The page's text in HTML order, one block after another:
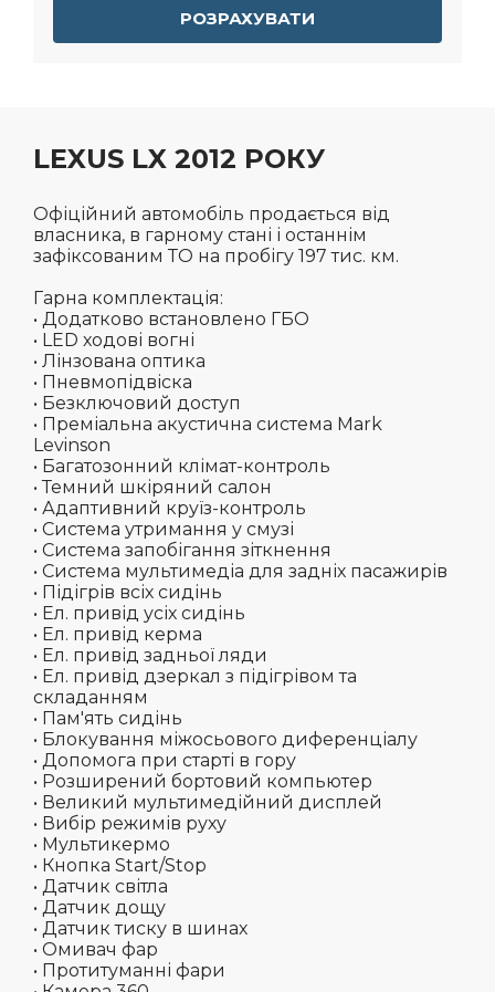
РОЗРАХУВАТИ
LEXUS LX 2012 РОКУ
Офіційний автомобіль продається від
власника, в гарному стані і останнім
зафіксованим ТО на пробігу 197 тис. км.
Гарна комплектація:
• Додатково встановлено ГБО
• LED ходові вогні
• Лінзована оптика
• Пневмопідвіска
• Безключовий доступ
• Преміальна акустична система Mark
Levinson
• Багатозонний клімат-контроль
• Темний шкіряний салон
• Адаптивний круїз-контроль
• Система утримання у смузі
• Система запобігання зіткнення
• Система мультимедіа для задніх пасажирів
• Підігрів всіх сидінь
• Ел. привід усіх сидінь
• Ел. привід керма
• Ел. привід задньої ляди
• Ел. привід дзеркал з підігрівом та
складанням
• Пам'ять сидінь
• Блокування міжосьового диференціалу
• Допомога при старті в гору
• Розширений бортовий компьютер
• Великий мультимедійний дисплей
• Вибір режимів руху
• Мультикермо
• Кнопка Start/Stop
• Датчик світла
• Датчик дощу
• Датчик тиску в шинах
• Омивач фар
• Протитуманні фари